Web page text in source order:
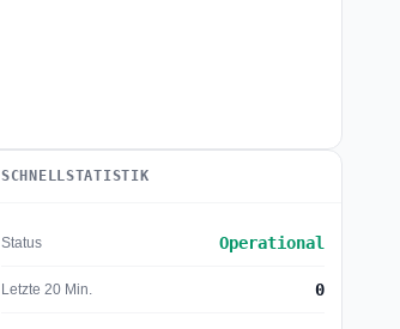
SCHNELLSTATISTIK
Status Operational
Letzte 20 Min. 0